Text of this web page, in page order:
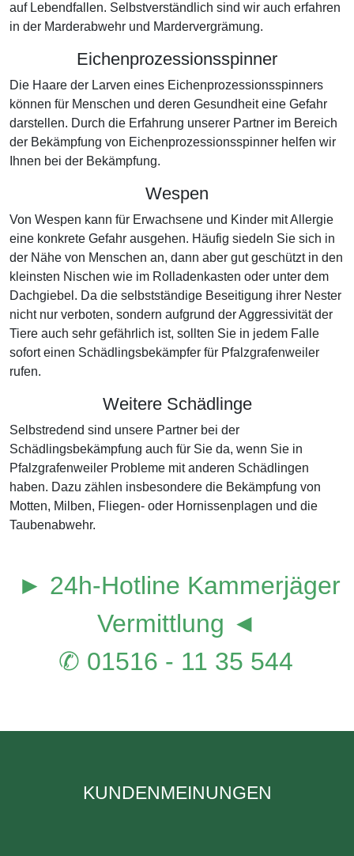
auf Lebendfallen. Selbstverständlich sind wir auch erfahren
in der Marderabwehr und Mardervergrämung.
Eichenprozessionsspinner
Die Haare der Larven eines Eichenprozessionsspinners
können für Menschen und deren Gesundheit eine Gefahr
darstellen. Durch die Erfahrung unserer Partner im Bereich
der Bekämpfung von Eichenprozessionsspinner helfen wir
Ihnen bei der Bekämpfung.
Wespen
Von Wespen kann für Erwachsene und Kinder mit Allergie
eine konkrete Gefahr ausgehen. Häufig siedeln Sie sich in
der Nähe von Menschen an, dann aber gut geschützt in den
kleinsten Nischen wie im Rolladenkasten oder unter dem
Dachgiebel. Da die selbstständige Beseitigung ihrer Nester
nicht nur verboten, sondern aufgrund der Aggressivität der
Tiere auch sehr gefährlich ist, sollten Sie in jedem Falle
sofort einen Schädlingsbekämpfer für Pfalzgrafenweiler
rufen.
Weitere Schädlinge
Selbstredend sind unsere Partner bei der
Schädlingsbekämpfung auch für Sie da, wenn Sie in
Pfalzgrafenweiler Probleme mit anderen Schädlingen
haben. Dazu zählen insbesondere die Bekämpfung von
Motten, Milben, Fliegen- oder Hornissenplagen und die
Taubenabwehr.
► 24h-Hotline Kammerjäger
Vermittlung ◄
✆ 01516 - 11 35 544
KUNDENMEINUNGEN